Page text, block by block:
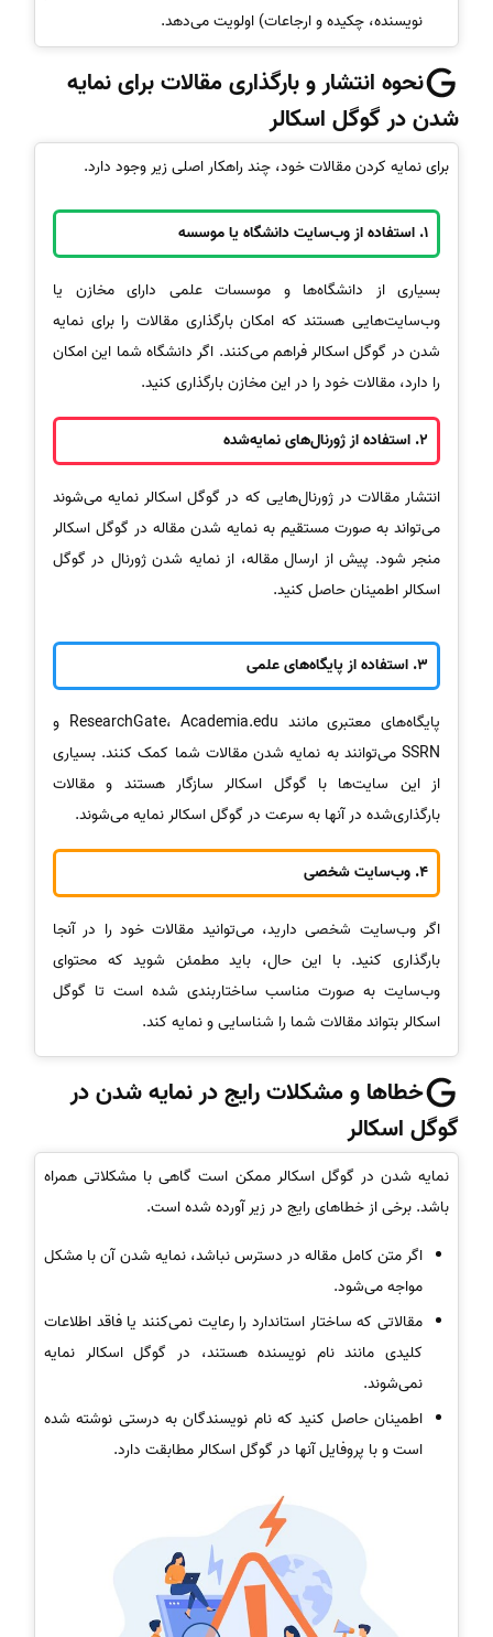
نویسنده، چکیده و ارجاعات) اولویت می‌دهد.
نحوه انتشار و بارگذاری مقالات برای نمایه
شدن در گوگل اسکالر
برای نمایه کردن مقالات خود، چند راهکار اصلی زیر وجود دارد.
1. استفاده از وب‌سایت دانشگاه یا موسسه
بسیاری از دانشگاه‌ها و موسسات علمی دارای مخازن یا
وب‌سایت‌هایی هستند که امکان بارگذاری مقالات را برای نمایه
شدن در گوگل اسکالر فراهم می‌کنند. اگر دانشگاه شما این امکان
را دارد، مقالات خود را در این مخازن بارگذاری کنید.
2. استفاده از ژورنال‌های نمایه‌شده
انتشار مقالات در ژورنال‌هایی که در گوگل اسکالر نمایه می‌شوند
می‌تواند به صورت مستقیم به نمایه شدن مقاله در گوگل اسکالر
منجر شود. پیش از ارسال مقاله، از نمایه شدن ژورنال در گوگل
اسکالر اطمینان حاصل کنید.
3. استفاده از پایگاه‌های علمی
پایگاه‌های معتبری مانند ResearchGate، Academia.edu و
SSRN می‌توانند به نمایه شدن مقالات شما کمک کنند. بسیاری
از این سایت‌ها با گوگل اسکالر سازگار هستند و مقالات
بارگذاری‌شده در آنها به سرعت در گوگل اسکالر نمایه می‌شوند.
4. وب‌سایت شخصی
اگر وب‌سایت شخصی دارید، می‌توانید مقالات خود را در آنجا
بارگذاری کنید. با این حال، باید مطمئن شوید که محتوای
وب‌سایت به صورت مناسب ساختاربندی شده است تا گوگل
اسکالر بتواند مقالات شما را شناسایی و نمایه کند.
خطاها و مشکلات رایج در نمایه شدن در
گوگل اسکالر
نمایه شدن در گوگل اسکالر ممکن است گاهی با مشکلاتی همراه
باشد. برخی از خطاهای رایج در زیر آورده شده است.
اگر متن کامل مقاله در دسترس نباشد، نمایه شدن آن با مشکل
مواجه می‌شود.
مقالاتی که ساختار استاندارد را رعایت نمی‌کنند یا فاقد اطلاعات
کلیدی مانند نام نویسنده هستند، در گوگل اسکالر نمایه
نمی‌شوند.
اطمینان حاصل کنید که نام نویسندگان به درستی نوشته شده
است و با پروفایل آنها در گوگل اسکالر مطابقت دارد.